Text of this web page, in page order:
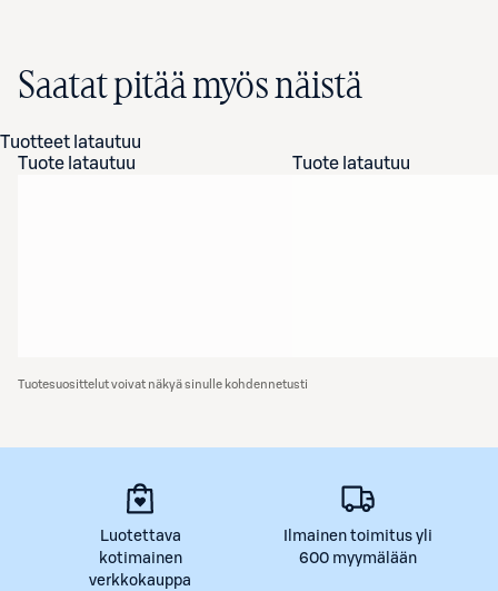
Saatat pitää myös näistä
Tuotteet latautuu
Tuote latautuu
Tuote latautuu
Tuotesuosittelut voivat näkyä sinulle kohdennetusti
Luotettava
kotimainen
verkkokauppa
Ilmainen toimitus yli
600 myymälään